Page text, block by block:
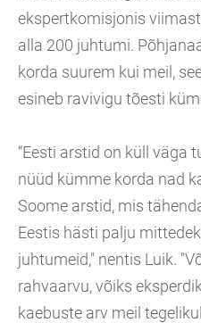
ekspertkomisjonis
alla 200 juhtumi.
korda suurem kui meil,
esineb ravivigu tõesti
“Eesti arstid on küll väga
nüüd kümme korda nad
Soome arstid, mis
Eestis hästi palju
juhtumeid," nentis Luik.
rahvaarvu, võiks
kaebuste arv meil